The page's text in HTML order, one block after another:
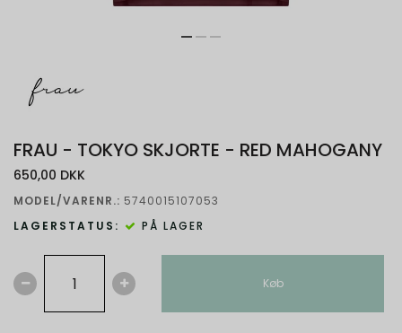
FRAU - TOKYO SKJORTE - RED MAHOGANY
650,00 DKK
MODEL/VARENR.: 5740015107053
LAGERSTATUS:
PÅ LAGER
Køb